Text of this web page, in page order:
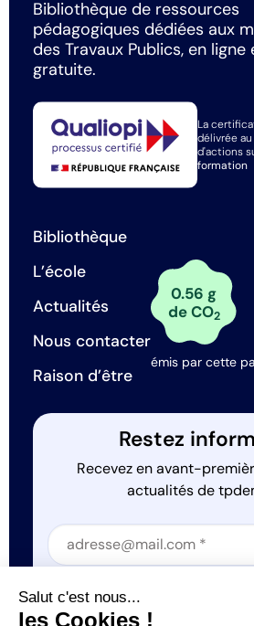
Bibliothèque de ressources
pédagogiques dédiées aux
des Travaux Publics, en ligne
gratuite.
La
délivrée
d'actions
formation
Bibliothèque
L’école
Actualités
Nous contacter
Raison d’être
0.56 g
de CO2
émis par cette
Restez
Recevez en avant-
actualités de
Section
Section
J'accepte que tp.demain
Salut c'est nous...
les Cookies !